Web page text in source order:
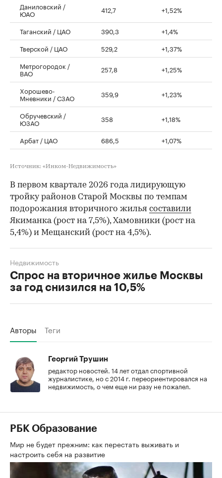
Даниловский /
ЮАО 412,7 +1,52%
Таганский / ЦАО 390,3
+1,4%
Тверской / ЦАО
529,2
+1,37%
Метрогородок /
ВАО 257,8 +1,25%
Хорошево-
Мневники / СЗАО 359,9 +1,23%
Обручевский /
ЮЗАО 358 +1,18%
Арбат / ЦАО 686,5 +1,07%
Источник: «Инком-Недвижимость»
В первом квартале 2026 года лидирующую
тройку районов Старой Москвы по темпам
подорожания вторичного жилья составили
Якиманка (рост на 7,5%), Хамовники (рост на
5,4%) и Мещанский (рост на 4,5%).
Спрос на вторичное жилье Москвы
за год снизился на 10,5%
Недвижимость
Авторы Теги
Георгий Трушин
редактор новостей. 14 лет отдал спортивной
журналистике, но с 2014 г. переориентировался на
недвижимость, о чем еще ни разу не пожалел.
РБК Образование
Мир не будет прежним: как перестать выживать и
настроить себя на развитие